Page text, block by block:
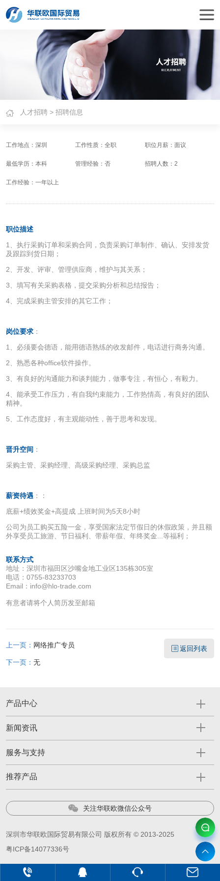
人才招聘 >招聘信息
工作地点：深圳 工作性质：全职 职位月薪：面议
最低学历：本科 管理经验：否 招聘人数：2
工作经验：一年以上
职位描述
1、执行采购订单和采购合同，负责采购订单制作、确认、安排发货
及跟踪到货日期；
2、开发、评审、管理供应商，维护与其关系；
3、填写有关采购表格，提交采购分析和总结报告；
4、完成采购主管安排的其它工作；
岗位要求：
1、必须要会德语，能用德语熟练的收发邮件，电话进行商务沟通。
2、熟悉各种office软件操作。
3、有良好的沟通能力和谈判能力，做事专注，有恒心，有毅力。
4、能承受工作压力，有自我约束能力，工作热情高，有良好的团队
精神。
5、工作态度好，有主观能动性，善于思考和发现。
晋升空间 ：
采购主管、采购经理、高级采购经理、采购总监
薪资待遇 ：：
底薪+绩效奖金+高提成 上班时间为5天8小时
公司为员工购买五险一金，享受国家法定节假日的休假政策，并且额
外享受员工旅游、节日福利、带薪年假、年终奖金...等福利；
联系方式
地址：深圳市福田区沙嘴金地工业区135栋305室
电话：0755-83233703
Email：info@hlo-trade.com
有意者请将个人简历发至邮箱
上一页： 网络推广专员
下一页： 无
返回列表
产品中心
新闻资讯
服务与支持
推荐产品
关注华联欧微信公众号
深圳市华联欧国际贸易有限公司 版权所有 © 2013-2025
粤ICP备14077336号